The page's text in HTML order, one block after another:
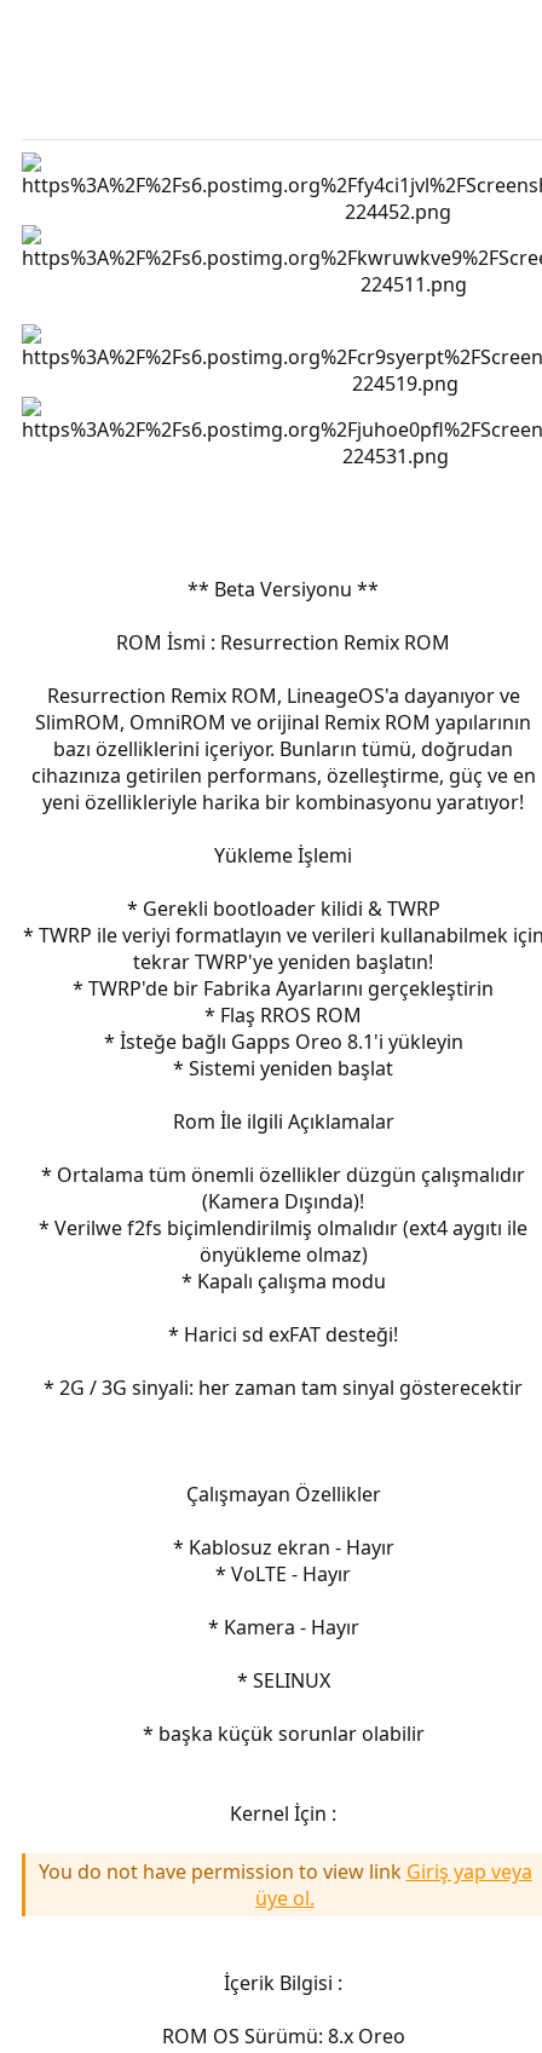
** Beta Versiyonu **
ROM İsmi : Resurrection Remix ROM
Resurrection Remix ROM, LineageOS'a dayanıyor ve
SlimROM, OmniROM ve orijinal Remix ROM yapılarının
bazı özelliklerini içeriyor. Bunların tümü, doğrudan
cihazınıza getirilen performans, özelleştirme, güç ve en
yeni özellikleriyle harika bir kombinasyonu yaratıyor!
Yükleme İşlemi
* Gerekli bootloader kilidi & TWRP
* TWRP ile veriyi formatlayın ve verileri kullanabilmek
tekrar TWRP'ye yeniden başlatın!
* TWRP'de bir Fabrika Ayarlarını gerçekleştirin
* Flaş RROS ROM
* İsteğe bağlı Gapps Oreo 8.1'i yükleyin
* Sistemi yeniden başlat
Rom İle ilgili Açıklamalar
* Ortalama tüm önemli özellikler düzgün çalışmalıdır
(Kamera Dışında)!
* Verilwe f2fs biçimlendirilmiş olmalıdır (ext4 aygıtı ile
önyükleme olmaz)
* Kapalı çalışma modu
* Harici sd exFAT desteği!
* 2G / 3G sinyali: her zaman tam sinyal gösterecektir
Çalışmayan Özellikler
* Kablosuz ekran - Hayır
* VoLTE - Hayır
* Kamera - Hayır
* SELINUX
* başka küçük sorunlar olabilir
Kernel İçin :
You do not have permission to view link Giriş yap veya
üye ol.
İçerik Bilgisi :
ROM OS Sürümü: 8.x Oreo